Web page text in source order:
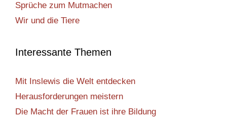
Sprüche zum Mutmachen
Wir und die Tiere
Interessante Themen
Mit Inslewis die Welt entdecken
Herausforderungen meistern
Die Macht der Frauen ist ihre Bildung